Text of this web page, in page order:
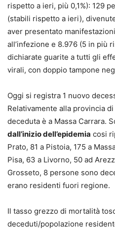
rispetto a ieri, più 0,1%): 129
(stabili rispetto a ieri),
aver presentato
all’infezione e 8.976 (5 in più
dichiarate guarite a tutti gli
virali, con doppio tampone
Oggi si registra 1 nuovo
Relativamente alla provincia
deceduta è a Massa Carrara.
dall’inizio dell’epidemia cosi
Prato, 81 a Pistoia, 175 a
Pisa, 63 a Livorno, 50 ad
Grosseto, 8 persone sono
erano residenti fuori regione.
Il tasso grezzo di mortalità
deceduti/popolazione